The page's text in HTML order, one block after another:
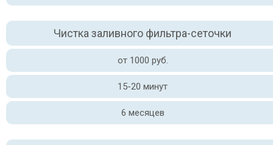
Чистка заливного фильтра-сеточки
от 1000 руб.
15-20 минут
6 месяцев